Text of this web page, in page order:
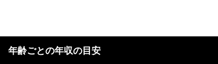
年齢ごとの年収の目安